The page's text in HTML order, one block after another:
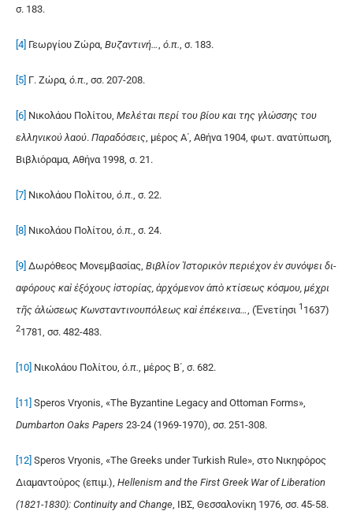
σ. 183.
[4] Γεωργίου Ζώρα, Βυζαντινή… ό.π. , σ. 183.
[5] Γ. Ζώρα, ό.π. , σσ. 207-208.
[6] Νικολάου Πολίτου, Μελέται περί του βίου και της γλώσσης του
ελληνικού λαού. Πα­ρα­δόσεις , μέρος Α΄, Αθήνα 1904, φωτ. ανατύπωση,
Βιβλιόραμα, Αθήνα 1998, σ. 21.
[7] Νικολάου Πολίτου, ό.π. , σ. 22.
[8] Νικολάου Πολίτου, ό.π. , σ. 24.
[9] Δωρόθεος Μονεμβασίας, Βιβλί­ον Ἱστορι­κὸν πε­ρι­έχονἐν συ­νό­ψει δι­
α­φό­ρους καὶ ἐ­ξό­χους ἱστο­ρί­ας, ἀρ­χό­με­νον ἀ­πὸ κτί­σε­ως κό­σμου, μέ­χρι
τῆς ἁ­λώ­σε­ως Κων­σταν­τι­νου­πό­λε­ως καὶ ἐ­πέ­κει­να… , (Ἐ­νε­τί­η­σι 1 1637)
21781, σσ. 482-483.
[10] Νικολάου Πολίτου, ό.π. , μέρος Β΄, σ. 682.
[11] Speros Vryonis, «The Byzantine Legacy and Ottoman Forms»,
Dumbarton Oaks Papers 23-24 (1969-1970), σσ. 251-308.
[12] Speros Vryonis, «The Greeks under Turkish Rule», στο Νικηφόρος
Διαμαντούρος (επιμ.), Hellenism and the First Greek War of Liberation
(1821-1830): Continuity and Change , ΙΒΣ, Θεσσαλονίκη 1976, σσ. 45-58.